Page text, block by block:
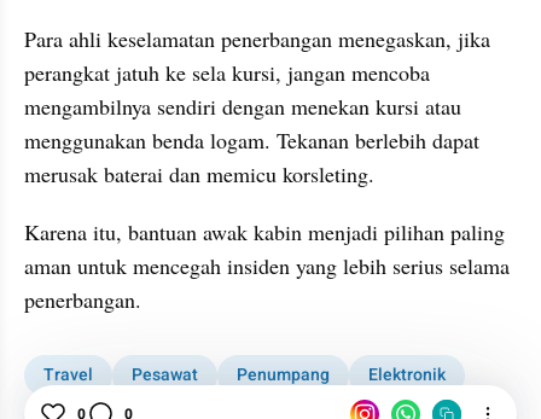
Para ahli keselamatan penerbangan menegaskan, jika
perangkat jatuh ke sela kursi, jangan mencoba
mengambilnya sendiri dengan menekan kursi atau
menggunakan benda logam. Tekanan berlebih dapat
merusak baterai dan memicu korsleting.
Karena itu, bantuan awak kabin menjadi pilihan paling
aman untuk mencegah insiden yang lebih serius selama
penerbangan.
Travel Pesawat Penumpang
Elektronik
0 0